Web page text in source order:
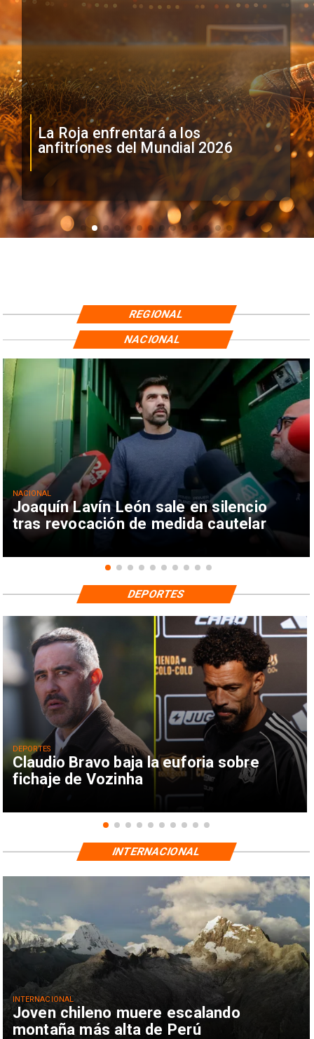
La Roja enfrentará a los
anfitriones del Mundial 2026
REGIONAL
Joaquín Lavín León sale en silencio
tras revocación de medida cautelar
NACIONAL
NACIONAL
Claudio Bravo baja la euforia sobre
fichaje de Vozinha
DEPORTES
DEPORTES
Joven chileno muere escalando
montaña más alta de Perú
INTERNACIONAL
INTERNACIONAL